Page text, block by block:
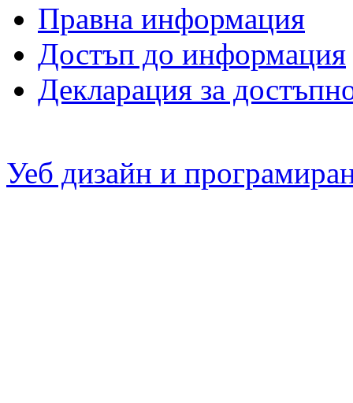
Правна информация
Достъп до информация
Декларация за
Уеб дизайн и